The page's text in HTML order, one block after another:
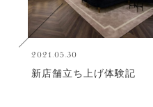
2021.05.30
新店舗立ち上げ体験記